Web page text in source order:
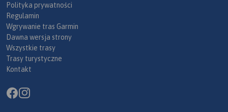
Polityka prywatności
Regulamin
Wgrywanie tras Garmin
Dawna wersja strony
Wszystkie trasy
Trasy turystyczne
Kontakt